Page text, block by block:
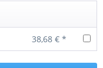
38,68 € *